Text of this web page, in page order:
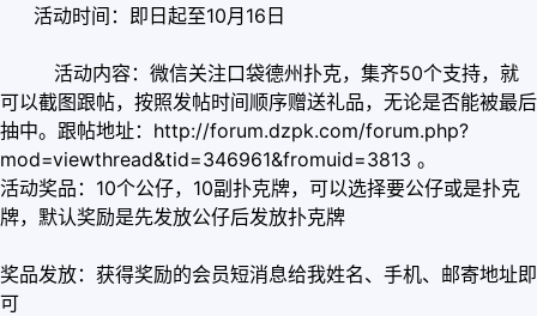
活动时间：即日起至10月16日
活动内容：微信关注口袋德州扑克，集齐50个支持，就
可以截图跟帖，按照发帖时间顺序赠送礼品，无论是否能被最后
抽中。跟帖地址：http://forum.dzpk.com/forum.php?
mod=viewthread&tid=346961&fromuid=3813 。
活动奖品：10个公仔，10副扑克牌，可以选择要公仔或是扑克
牌，默认奖励是先发放公仔后发放扑克牌
奖品发放：获得奖励的会员短消息给我姓名、手机、邮寄地址即
可